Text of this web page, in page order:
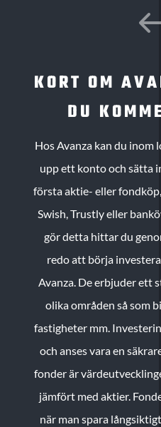
KORT OM
DU
Hos Avanza kan du
upp ett konto och sätta
första aktie- eller
Swish, Trustly eller
gör detta hittar du
redo att börja
Avanza. De erbjuder ett
olika områden så som
fastigheter mm.
och anses vara en
fonder är
jämfört med aktier.
när man spara